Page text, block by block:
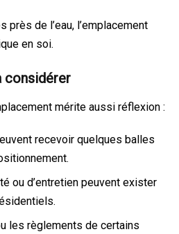
de l’eau, l’emplacement
en soi.
considérer
mérite aussi réflexion :
recevoir quelques balles
ou d’entretien peuvent exister
les règlements de certains